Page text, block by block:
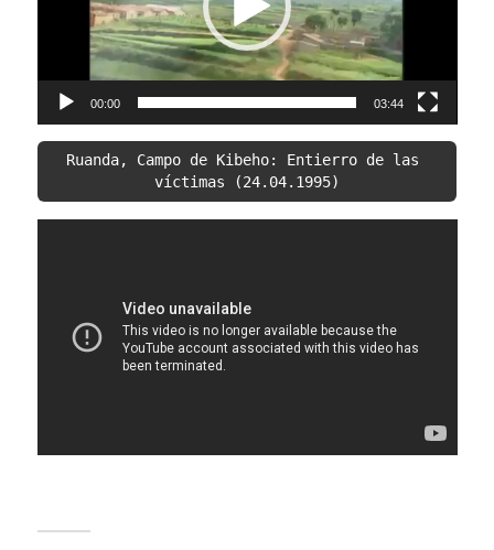
00:00 03:44
Ruanda, Campo de Kibeho: Entierro de las
víctimas (24.04.1995)